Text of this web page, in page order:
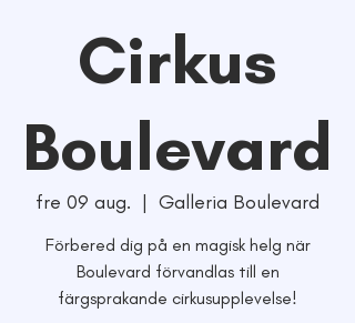
Cirkus
Boulevard
fre 09 aug.
  |
Galleria Boulevard
Förbered dig på en magisk helg när
Boulevard förvandlas till en
färgsprakande cirkusupplevelse!